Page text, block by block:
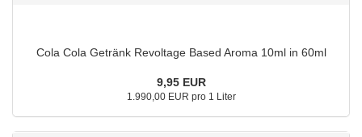
Cola Cola Getränk Revoltage Based Aroma 10ml in 60ml
9,95 EUR
1.990,00 EUR pro 1 Liter